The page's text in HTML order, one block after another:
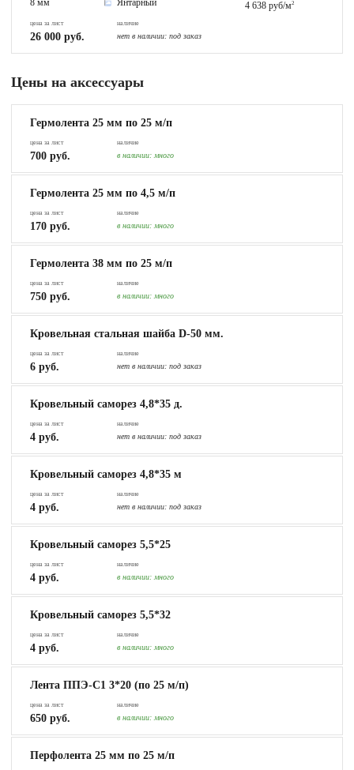
8 мм Янтарный 4 638 руб/м2
цена за лист
26 000 руб.
наличие
нет в наличии: под заказ
Цены на аксессуары
Гермолента 25 мм по 25 м/п
цена за лист
700 руб.
наличие
в наличии: много
Гермолента 25 мм по 4,5 м/п
цена за лист
170 руб.
наличие
в наличии: много
Гермолента 38 мм по 25 м/п
цена за лист
750 руб.
наличие
в наличии: много
Кровельная стальная шайба D-50 мм.
цена за лист
6 руб.
наличие
нет в наличии: под заказ
Кровельный саморез 4,8*35 д.
цена за лист
4 руб.
наличие
нет в наличии: под заказ
Кровельный саморез 4,8*35 м
цена за лист
4 руб.
наличие
нет в наличии: под заказ
Кровельный саморез 5,5*25
цена за лист
4 руб.
наличие
в наличии: много
Кровельный саморез 5,5*32
цена за лист
4 руб.
наличие
в наличии: много
Лента ППЭ-С1 3*20 (по 25 м/п)
цена за лист
650 руб.
наличие
в наличии: много
Перфолента 25 мм по 25 м/п